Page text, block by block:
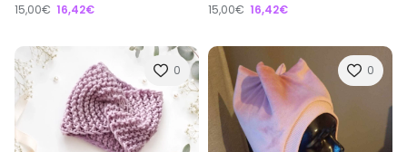
15,00€ 16,42€ 15,00€ 16,42€
0 0